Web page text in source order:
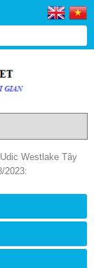
Westlake Tây
2023: